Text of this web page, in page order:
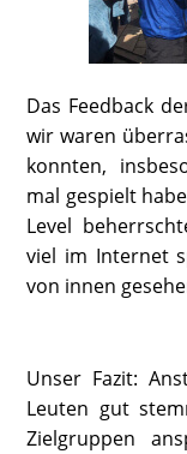
Das Feedback
wir waren
konnten,
mal gespielt
Level
viel im Internet
von innen
Unser Fazit:
Leuten gut
Zielgruppen